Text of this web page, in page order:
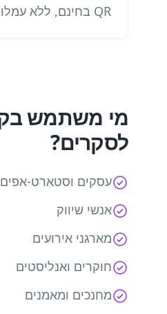
QR בחינם, ללא עמלות נסתרות.
לסקרים?
עסקים וסטארט-אפים
אנשי שיווק
מארגני אירועים
חוקרים ואנליסטים
מחנכים ומאמנים